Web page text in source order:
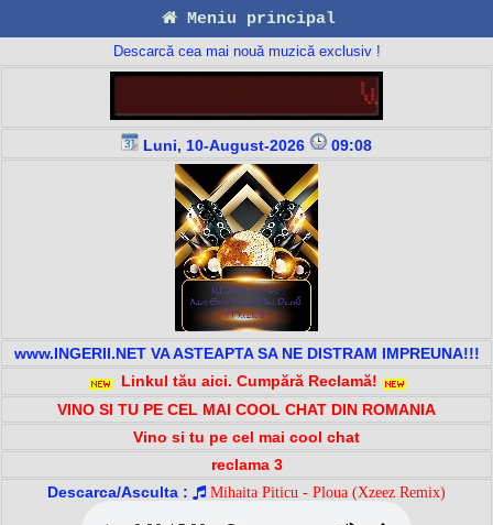
Meniu principal
Descarcă cea mai nouă muzică exclusiv !
Luni, 10-August-2026 09:08
www.INGERII.NET VA ASTEAPTA SA NE DISTRAM IMPREUNA!!!
Linkul tău aici. Cumpără Reclamă!
VINO SI TU PE CEL MAI COOL CHAT DIN ROMANIA
Vino si tu pe cel mai cool chat
reclama 3
Descarca/Asculta :
Mihaita Piticu - Ploua (Xzeez Remix)